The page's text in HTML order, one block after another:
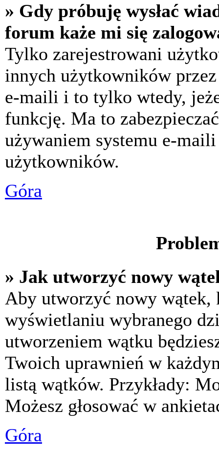
» Gdy próbuję wysłać
forum każe mi się
Tylko zarejestrowani
innych użytkowników
e-maili i to tylko wtedy,
funkcję. Ma to
używaniem systemu e-
użytkowników.
Góra
» Jak utworzyć nowy
Aby utworzyć nowy
wyświetlaniu wybranego
utworzeniem wątku
Twoich uprawnień w
listą wątków. Przykłady:
Możesz głosować w
Góra